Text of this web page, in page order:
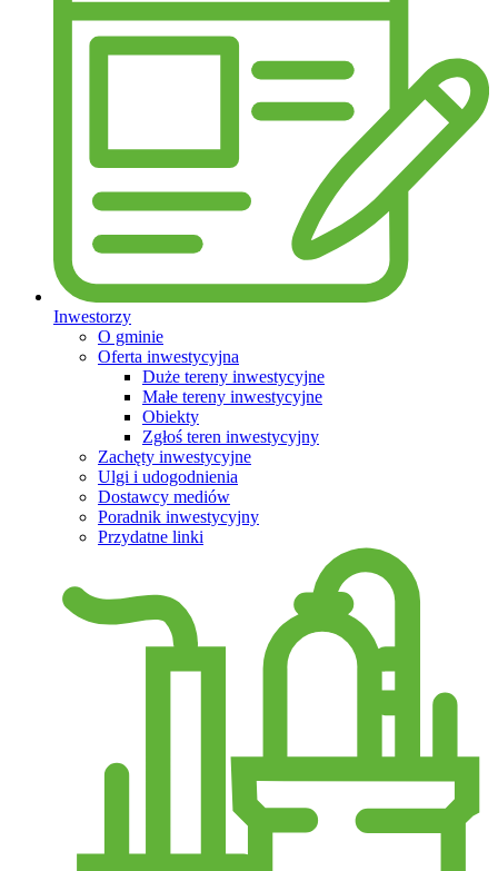
Inwestorzy
O gminie
Oferta inwestycyjna
Duże tereny inwestycyjne
Małe tereny inwestycyjne
Obiekty
Zgłoś teren inwestycyjny
Zachęty inwestycyjne
Ulgi i udogodnienia
Dostawcy mediów
Poradnik inwestycyjny
Przydatne linki